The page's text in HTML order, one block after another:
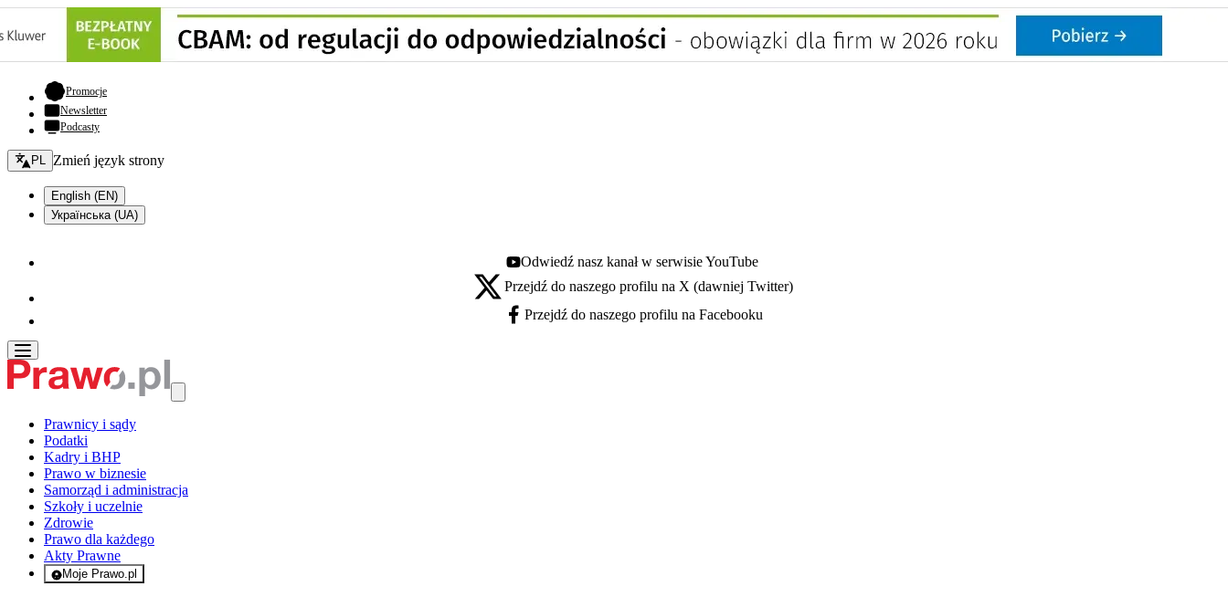
Promocje- otwiera się w nowej karcie
Newsletter
Podcasty
Zmień język - bieżący:
PL Zmień język strony
English (EN)
Українська (UA)
Youtube - otwiera się w nowej karcie
Odwiedź nasz kanał w serwisie YouTube
X - otwiera się w nowej karcie
Przejdź do naszego profilu na X (dawniej Twitter)
Facebook - otwiera się w nowej karcie
Przejdź do naszego profilu na Facebooku
Prawnicy i sądy
Podatki
Kadry i BHP
Prawo w biznesie
Samorząd i administracja
Szkoły i uczelnie
Zdrowie
Prawo dla każdego
Akty Prawne
Moje Prawo.pl
- rejestracja i logowanie do serwisu